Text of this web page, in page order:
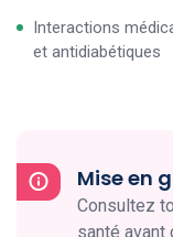
Interactions
et antidiabétiques
Mise en
Consultez
santé avant